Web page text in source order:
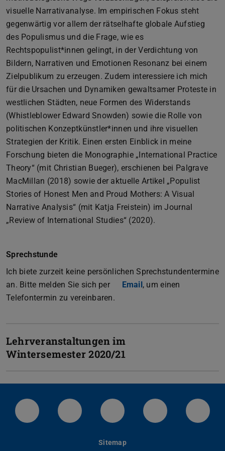
visuelle Narrativanalyse. Im empirischen Fokus steht
gegenwärtig vor allem der rätselhafte globale Aufstieg
des Populismus und die Frage, wie es
Rechtspopulist*innen gelingt, in der Verdichtung von
Bildern, Narrativen und Emotionen Resonanz bei einem
Zielpublikum zu erzeugen. Zudem interessiere ich mich
für die Ursachen und Dynamiken gewaltsamer Proteste in
westlichen Städten, neue Formen des Widerstands
(Whistleblower Edward Snowden) sowie die Rolle von
politischen Konzeptkünstler*innen und ihre visuellen
Strategien der Kritik. Einen ersten Einblick in meine
Forschung bieten die Monographie „International Practice
Theory“ (mit Christian Bueger), erschienen bei Palgrave
MacMillan (2018) sowie der aktuelle Artikel „Populist
Stories of Honest Men and Proud Mothers: A Visual
Narrative Analysis“ (mit Katja Freistein) im Journal
„Review of International Studies“ (2020).
Sprechstunde
Ich biete zurzeit keine persönlichen Sprechstundentermine
an. Bitte melden Sie sich per
Email , um einen
Telefontermin zu vereinbaren.
Lehrveranstaltungen im
Wintersemester 2020/21
LinkedIn-Seite der TU Darmstadt
Instagram-Kanal der TU
Bluesky-Kanal der TU
Facebook-
Sitemap